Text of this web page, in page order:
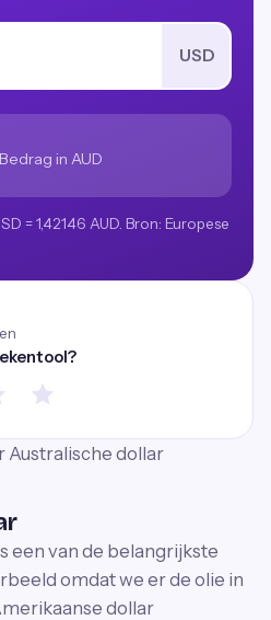
USD
Bedrag in AUD
= 1,42146 AUD. Bron: Europese
Australische dollar
een van de belangrijkste
omdat we er de olie in
dollar